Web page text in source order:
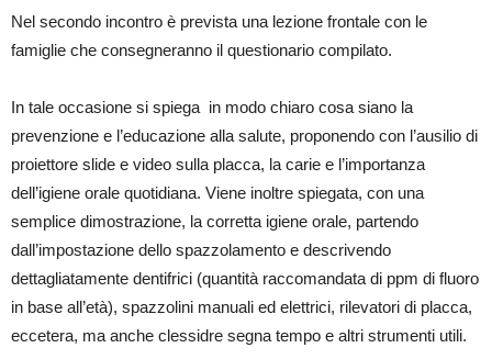
Nel secondo incontro è prevista una lezione frontale con le
famiglie che consegneranno il questionario compilato.
In tale occasione si spiega in modo chiaro cosa siano la
prevenzione e l’educazione alla salute, proponendo con l’ausilio di
proiettore slide e video sulla placca, la carie e l’importanza
dell’igiene orale quotidiana. Viene inoltre spiegata, con una
semplice dimostrazione, la corretta igiene orale, partendo
dall’impostazione dello spazzolamento e descrivendo
dettagliatamente dentifrici (quantità raccomandata di ppm di fluoro
in base all’età), spazzolini manuali ed elettrici, rilevatori di placca,
eccetera, ma anche clessidre segna tempo e altri strumenti utili.